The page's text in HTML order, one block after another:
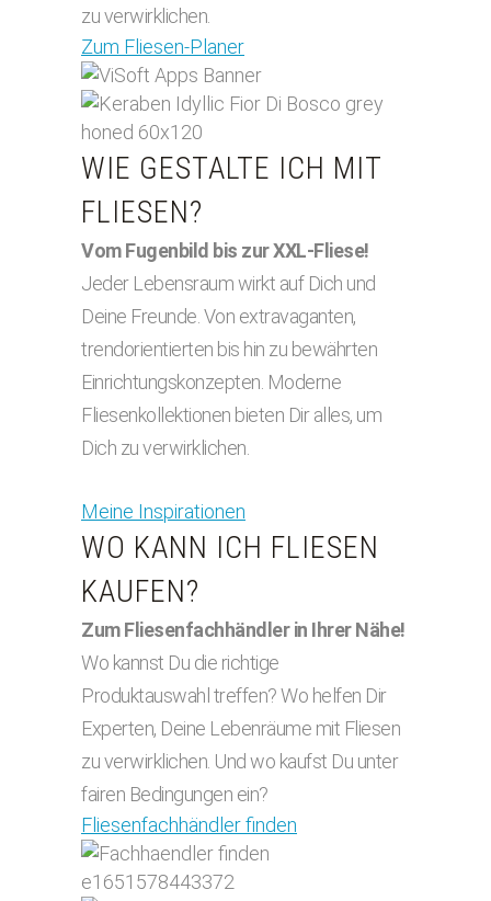
zu verwirklichen.
Zum Fliesen-Planer
WIE GESTALTE ICH MIT
FLIESEN?
Vom Fugenbild bis zur XXL-Fliese!
Jeder Lebensraum wirkt auf Dich und
Deine Freunde. Von extravaganten,
trendorientierten bis hin zu bewährten
Einrichtungskonzepten. Moderne
Fliesenkollektionen bieten Dir alles, um
Dich zu verwirklichen.
Meine Inspirationen
WO KANN ICH FLIESEN
KAUFEN?
Zum Fliesenfachhändler in Ihrer Nähe!
Wo kannst Du die richtige
Produktauswahl treffen? Wo helfen Dir
Experten, Deine Lebenräume mit Fliesen
zu verwirklichen. Und wo kaufst Du unter
fairen Bedingungen ein?
Fliesenfachhändler finden